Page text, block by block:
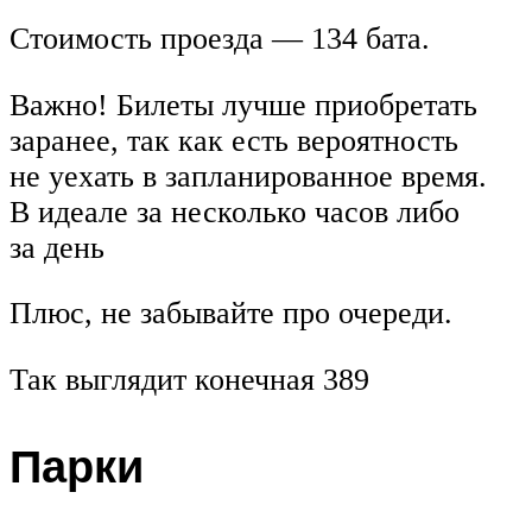
Стоимость проезда — 134 бата.
Важно! Билеты лучше приобретать
заранее, так как есть вероятность
не уехать в запланированное время.
В идеале за несколько часов либо
за день
Плюс, не забывайте про очереди.
Так выглядит конечная 389
Парки